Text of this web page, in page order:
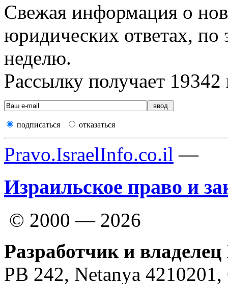
Свежая информация о
юридических ответах, по
неделю.
Рассылку получает 19342
подписаться отказаться
Pravo.IsraelInfo.co.il —
Израильское право и
© 2000 — 2026
Разработчик и
PB 242, Netanya